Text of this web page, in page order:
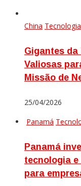
China
Gigantes
Valiosas
Missão de
25/04/2026
Panamá
Panamá
tecnologia
para